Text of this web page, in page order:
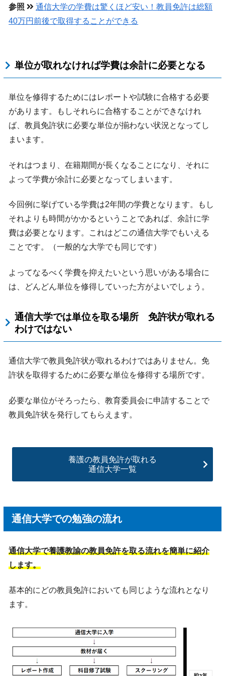
参照
通信大学の学費は驚くほど安い！教員免許は総額
40万円前後で取得することができる
単位が取れなければ学費は余計に必要となる
単位を修得するためにはレポートや試験に合格する必要
があります。もしそれらに合格することができなけれ
ば、教員免許状に必要な単位が揃わない状況となってし
まいます。
それはつまり、在籍期間が長くなることになり、それに
よって学費が余計に必要となってしまいます。
今回例に挙げている学費は2年間の学費となります。もし
それよりも時間がかかるということであれば、余計に学
費は必要となります。これはどこの通信大学でもいえる
ことです。（一般的な大学でも同じです）
よってなるべく学費を抑えたいという思いがある場合に
は、どんどん単位を修得していった方がよいでしょう。
通信大学では単位を取る場所 免許状が取れる
わけではない
通信大学で教員免許状が取れるわけではありません。免
許状を取得するために必要な単位を修得する場所です。
必要な単位がそろったら、教育委員会に申請することで
教員免許状を発行してもらえます。
養護の教員免許が取れる
通信大学一覧
通信大学での勉強の流れ
通信大学で養護教諭の教員免許を取る流れを簡単に紹介
します。
基本的にどの教員免許においても同じような流れとなり
ます。